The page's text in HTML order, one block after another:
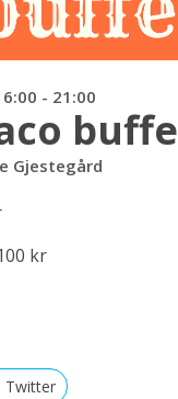
- 21:00
buffe
Gjestegård
kr
Twitter